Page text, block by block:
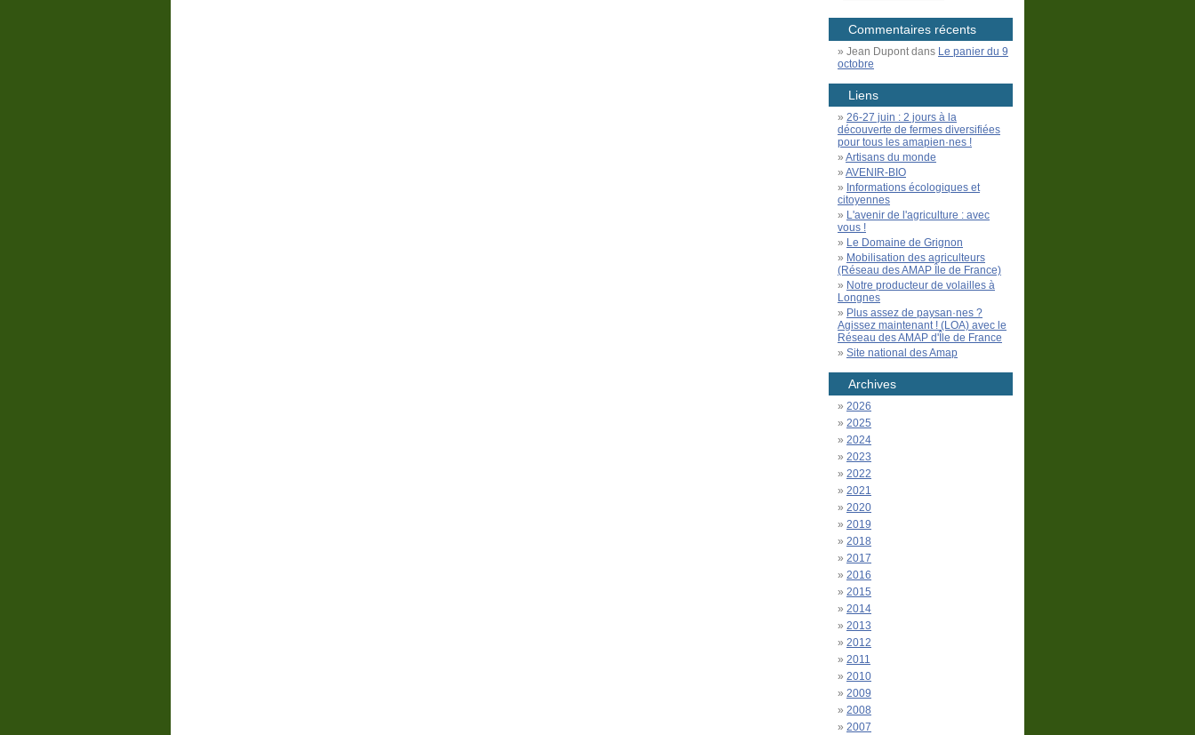
Commentaires récents
Jean Dupontdans Le panier du 9
octobre
Liens
26-27 juin : 2 jours à la
découverte de fermes diversifiées
pour tous les amapien·nes !
Artisans du monde
AVENIR-BIO
Informations écologiques et
citoyennes
L'avenir de l'agriculture : avec
vous !
Le Domaine de Grignon
Mobilisation des agriculteurs
(Réseau des AMAP Île de France)
Notre producteur de volailles à
Longnes
Plus assez de paysan·nes ?
Agissez maintenant ! (LOA) avec le
Réseau des AMAP d'Île de France
Site national des Amap
Archives
2026
2025
2024
2023
2022
2021
2020
2019
2018
2017
2016
2015
2014
2013
2012
2011
2010
2009
2008
2007